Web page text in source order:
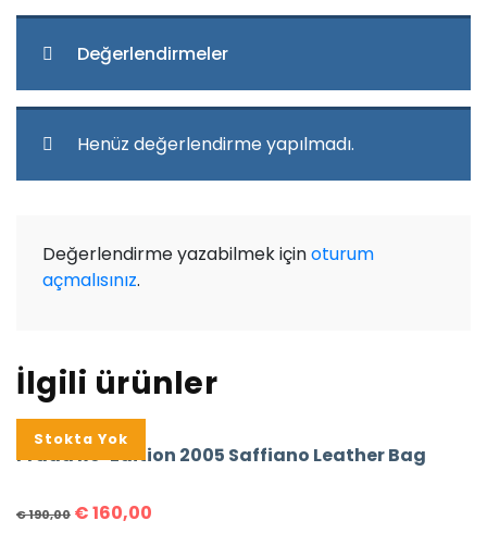
Değerlendirmeler
Henüz değerlendirme yapılmadı.
Değerlendirme yazabilmek içinoturum
açmalısınız.
İlgili ürünler
%16
Stokta Yok
Prada Re-Edition 2005 Saffiano Leather Bag
€190,00 €160,00